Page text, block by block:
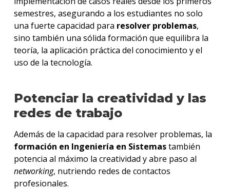
semestres, asegurando a los estudiantes no solo
una fuerte capacidad para resolver problemas,
sino también una sólida formación que equilibra la
teoría, la aplicación práctica del conocimiento y el
uso de la tecnología.
Potenciar la creatividad y las
redes de trabajo
Además de la capacidad para resolver problemas, la
formación en Ingeniería en Sistemastambién
potencia al máximo la creatividad y abre paso al
networking, nutriendo redes de contactos
profesionales.